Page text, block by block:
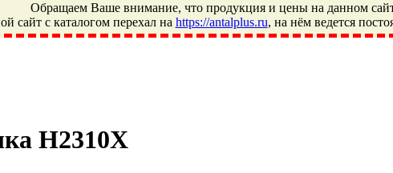
Обращаем Ваше внимание, что продукция и цены на данном
сайт с каталогом перехал на https://antalplus.ru, на нём ведется
Юбилейный, Щелково, Москва, Пушкино, Королёв,
JED, KPT, NXZ, ГПЗ, Neutral, WHX, ZWZ, CRAFT, СПЗ-4,
H2310X